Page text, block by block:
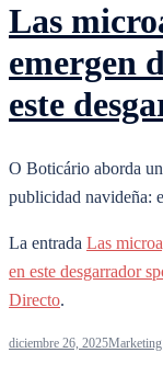
Las
emergen
este
O Boticário aborda
publicidad navideña:
La entrada Las
en este desgarrador
Directo.
diciembre 26, 2025